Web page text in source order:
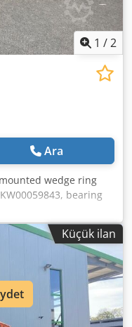
1 /2
Ara
wedge ring
bearing
harrow - disc
depth
machines / disc
Küçük ilan